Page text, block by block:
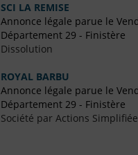
SCI LA REMISE
Annonce légale parue le
Département 29 - Finistère
Dissolution
ROYAL BARBU
Annonce légale parue le
Département 29 - Finistère
Société par Actions